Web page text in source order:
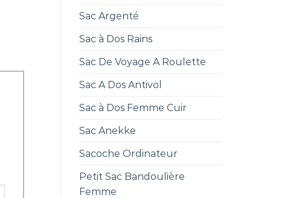
Sac Argenté
Sac à Dos Rains
Sac De Voyage A Roulette
Sac A Dos Antivol
Sac à Dos Femme Cuir
Sac Anekke
Sacoche Ordinateur
Petit Sac Bandoulière
Femme